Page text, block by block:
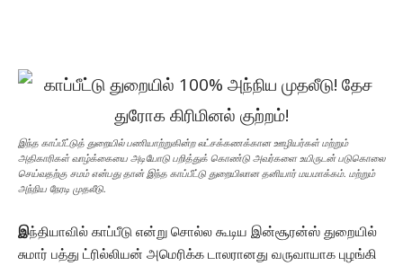
இந்த காப்பீட்டுத் துறையில் பணியாற்றுகின்ற லட்சக்கணக்கான ஊழியர்கள் மற்றும்
அதிகாரிகள் வாழ்க்கையை அடியோடு பறித்துக் கொண்டு அவர்களை உயிருடன் படுகொலை
செய்வதற்கு சமம் என்பது தான் இந்த காப்பீட்டு துறையிலான தனியார் மயமாக்கம். மற்றும்
அந்நிய நேரடி முதலீடு.
இந்தியாவில் காப்பீடு என்று சொல்ல கூடிய இன்சூரன்ஸ் துறையில்
சுமார் பத்து ட்ரில்லியன் அமெரிக்க டாலரானது வருவாயாக புழங்கி